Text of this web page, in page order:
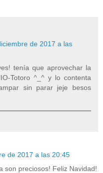
de 2017 a las
tenía que aprovechar la
Totoro ^_^ y lo contenta
sin parar jeje besos
de 2017 a las 20:45
son preciosos! Feliz Navidad!